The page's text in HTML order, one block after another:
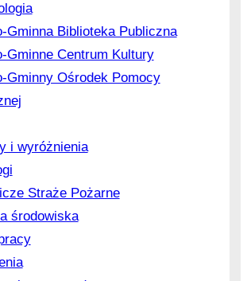
Gminna Biblioteka Publiczna
Gminne Centrum Kultury
Gminny Ośrodek Pomocy
i wyróżnienia
Straże Pożarne
środowiska